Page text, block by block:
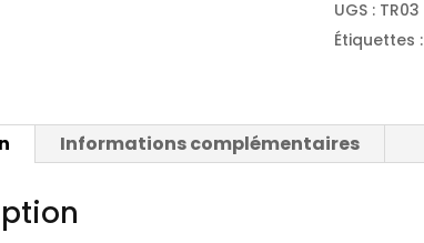
écru
UGS : TR03
Étiquettes :
Informations complémentaires